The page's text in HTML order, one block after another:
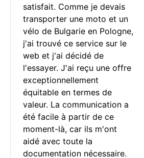
satisfait. Comme je devais
transporter une moto et un
vélo de Bulgarie en Pologne,
j'ai trouvé ce service sur le
web et j'ai décidé de
l'essayer. J'ai reçu une offre
exceptionnellement
équitable en termes de
valeur. La communication a
été facile à partir de ce
moment-là, car ils m'ont
aidé avec toute la
documentation nécessaire.